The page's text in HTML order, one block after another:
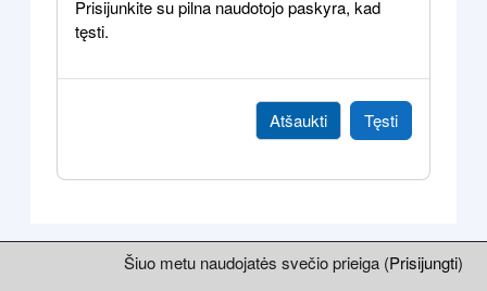
Prisijunkite su pilna naudotojo paskyra, kad
tęsti.
Atšaukti Tęsti
Papildomi blokai
Šiuo metu naudojatės svečio prieiga (Prisijungti)